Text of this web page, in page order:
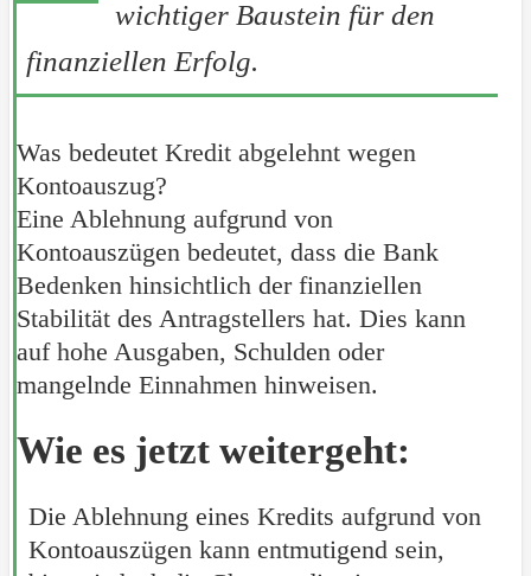
wichtiger Baustein für den
finanziellen Erfolg.
Was bedeutet Kredit abgelehnt wegen
Kontoauszug?
Eine Ablehnung aufgrund von
Kontoauszügen bedeutet, dass die Bank
Bedenken hinsichtlich der finanziellen
Stabilität des Antragstellers hat. Dies kann
auf hohe Ausgaben, Schulden oder
mangelnde Einnahmen hinweisen.
Wie es jetzt weitergeht:
Die Ablehnung eines Kredits aufgrund von
Kontoauszügen kann entmutigend sein,